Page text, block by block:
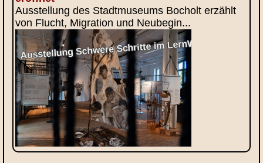
Ausstellung des Stadtmuseums Bocholt erzählt
von Flucht, Migration und Neubegin...